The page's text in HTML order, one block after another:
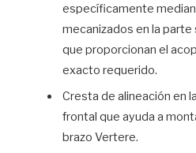
específicamente
mecanizados en la
que proporcionan el
exacto requerido.
Cresta de alineación en
frontal que ayuda a
brazo Vertere.